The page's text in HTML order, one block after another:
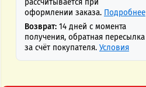
рассчитывается при
оформлении заказа. Подробнее
Возврат: 14 дней с момента
получения, обратная пересылка
за счёт покупателя. Условия